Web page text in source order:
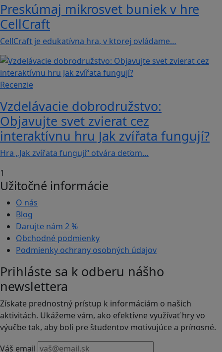
Preskúmaj mikrosvet buniek v hre
CellCraft
CellCraft je edukatívna hra, v ktorej ovládame…
Recenzie
Vzdelávacie dobrodružstvo:
Objavujte svet zvierat cez
interaktívnu hru Jak zvířata fungují?
Hra „Jak zvířata fungují“ otvára deťom…
1
Užitočné informácie
O nás
Blog
Darujte nám 2 %
Obchodné podmienky
Podmienky ochrany osobných údajov
Prihláste sa k odberu nášho
newslettera
Získate prednostný prístup k informáciám o našich
aktivitách. Ukážeme vám, ako efektívne využívať hry vo
výučbe tak, aby boli pre študentov motivujúce a prínosné.
Váš email